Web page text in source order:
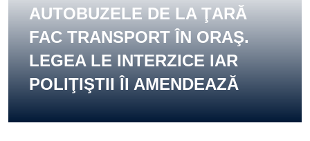
AUTOBUZELE DE LA ŢARĂ
FAC TRANSPORT ÎN ORAŞ.
LEGEA LE INTERZICE IAR
POLIŢIŞTII ÎI AMENDEAZĂ